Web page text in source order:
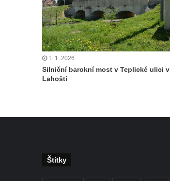
Kamenný most v Zákupech
Poštovní most v Mimoni
Bývalý vodní náhon u Mařeniček
Bývalý vodní náhon u Antonínova údolí
Železniční most u Bořkova
1. 1. 2026
Silniční barokní most v Teplické ulici v
Lahošti
Štítky